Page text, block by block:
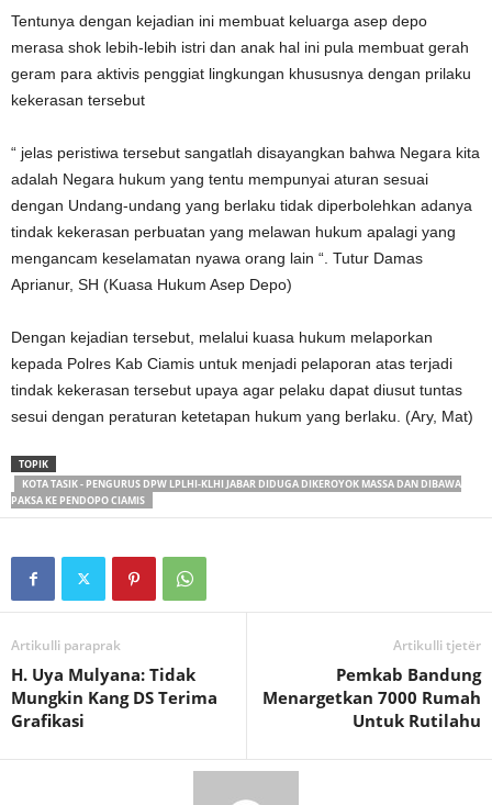
Tentunya dengan kejadian ini membuat keluarga asep depo
merasa shok lebih-lebih istri dan anak hal ini pula membuat gerah
geram para aktivis penggiat lingkungan khususnya dengan prilaku
kekerasan tersebut
“ jelas peristiwa tersebut sangatlah disayangkan bahwa Negara kita
adalah Negara hukum yang tentu mempunyai aturan sesuai
dengan Undang-undang yang berlaku tidak diperbolehkan adanya
tindak kekerasan perbuatan yang melawan hukum apalagi yang
mengancam keselamatan nyawa orang lain “. Tutur Damas
Aprianur, SH (Kuasa Hukum Asep Depo)
Dengan kejadian tersebut, melalui kuasa hukum melaporkan
kepada Polres Kab Ciamis untuk menjadi pelaporan atas terjadi
tindak kekerasan tersebut upaya agar pelaku dapat diusut tuntas
sesui dengan peraturan ketetapan hukum yang berlaku. (Ary, Mat)
TOPIK
KOTA TASIK - PENGURUS DPW LPLHI-KLHI JABAR DIDUGA DIKEROYOK MASSA DAN DIBAWA
PAKSA KE PENDOPO CIAMIS
Artikulli paraprak
H. Uya Mulyana: Tidak
Mungkin Kang DS Terima
Grafikasi
Artikulli tjetër
Pemkab Bandung
Menargetkan 7000 Rumah
Untuk Rutilahu